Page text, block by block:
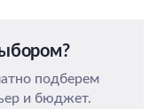
подберем
и бюджет.